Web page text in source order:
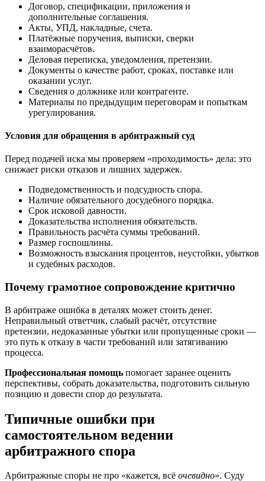
Договор, спецификации, приложения и
дополнительные соглашения.
Акты, УПД, накладные, счета.
Платёжные поручения, выписки, сверки
взаиморасчётов.
Деловая переписка, уведомления, претензии.
Документы о качестве работ, сроках, поставке или
оказании услуг.
Сведения о должнике или контрагенте.
Материалы по предыдущим переговорам и попыткам
урегулирования.
Условия для обращения в арбитражный суд
Перед подачей иска мы проверяем «проходимость» дела: это
снижает риски отказов и лишних задержек.
Подведомственность и подсудность спора.
Наличие обязательного досудебного порядка.
Срок исковой давности.
Доказательства исполнения обязательств.
Правильность расчёта суммы требований.
Размер госпошлины.
Возможность взыскания процентов, неустойки, убытков
и судебных расходов.
Почему грамотное сопровождение критично
В арбитраже ошибка в деталях может стоить денег.
Неправильный ответчик, слабый расчёт, отсутствие
претензии, недоказанные убытки или пропущенные сроки —
это путь к отказу в части требований или затягиванию
процесса.
Профессиональная помощь помогает заранее оценить
перспективы, собрать доказательства, подготовить сильную
позицию и довести спор до результата.
Типичные ошибки при
самостоятельном ведении
арбитражного спора
Арбитражные споры не про «кажется, всё очевидно». Суду